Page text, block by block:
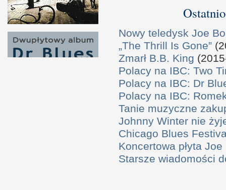
Nowy teledysk Joe
„The Thrill Is Gone”
Zmarł B.B. King
Polacy na IBC: Two
Polacy na IBC: Dr
Polacy na IBC:
Tanie muzyczne
Johnny Winter nie
Chicago Blues
Koncertowa płyta
Starsze wiadomości